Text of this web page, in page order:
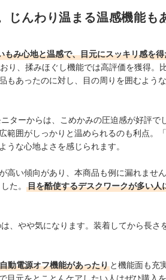
じんわり温まる温感機能も
もみ心地と温感で、目元にスッキリ感を
り、 揉みほぐし機能では高評価を獲得。
もあったのに対し、目の周りを囲むよう
ターからは、こめかみの圧迫感が好評で
範囲がしっかりと温められるのも利点。
うな心地よさを感じられます。
高い傾向があり、本商品も例に漏れませ
た。
目を酷使するデスクワークが多い人
、やや気になります。装着してから長さ
動電源オフ機能があったり と機能面も充
目元をとことんケアしたい人はぜひ購入